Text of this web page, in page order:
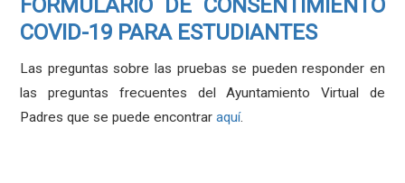
FORMULARIO DE CONSENTIMIENTO
COVID-19 PARA ESTUDIANTES
Las preguntas sobre las pruebas se pueden responder en
las preguntas frecuentes del Ayuntamiento Virtual de
Padres que se puede encontraraquí.